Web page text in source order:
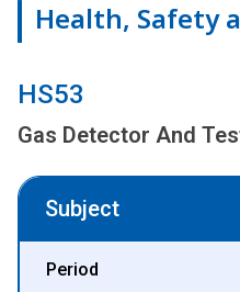
Health, Safety
HS53
Gas Detector And
Subject
Period